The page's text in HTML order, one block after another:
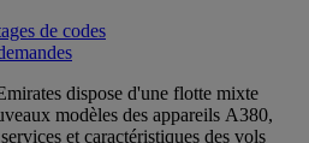
de codes
dispose d'une flotte mixte
modèles des appareils A380,
et caractéristiques des vols